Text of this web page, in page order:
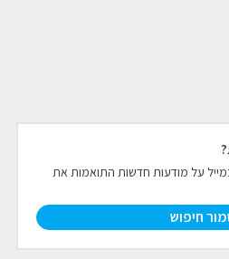
על מודעות חדשות התואמות את
חיפוש